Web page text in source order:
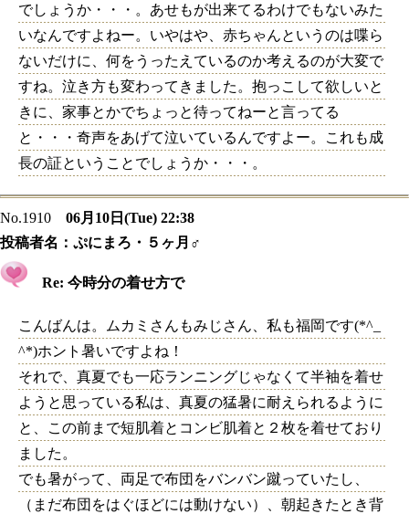
でしょうか・・・。あせもが出来てるわけでもないみた
いなんですよねー。いやはや、赤ちゃんというのは喋ら
ないだけに、何をうったえているのか考えるのが大変で
すね。泣き方も変わってきました。抱っこして欲しいと
きに、家事とかでちょっと待ってねーと言ってる
と・・・奇声をあげて泣いているんですよー。これも成
長の証ということでしょうか・・・。
No.1910
06月10日(Tue) 22:38
投稿者名： ぷにまろ・５ヶ月♂
Re: 今時分の着せ方で
こんばんは。ムカミさんもみじさん、私も福岡です(*^_
^*)ホント暑いですよね！
それで、真夏でも一応ランニングじゃなくて半袖を着せ
ようと思っている私は、真夏の猛暑に耐えられるように
と、この前まで短肌着とコンビ肌着と２枚を着せており
ました。
でも暑がって、両足で布団をバンバン蹴っていたし、
（まだ布団をはぐほどには動けない）、朝起きたとき背